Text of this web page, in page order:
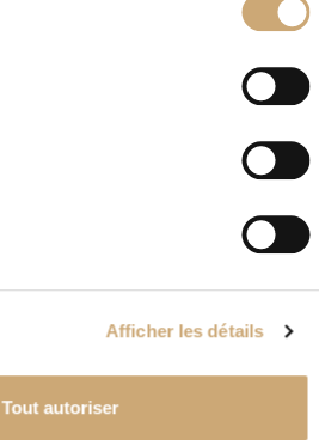
Afficher les détails
Tout autoriser